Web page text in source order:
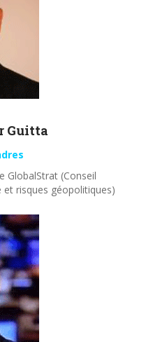
Guitta
GlobalStrat (Conseil
risques géopolitiques)